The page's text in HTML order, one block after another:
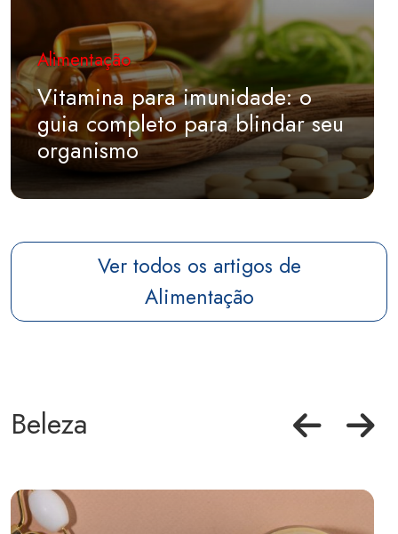
Alimentação
Vitamina para imunidade: o
guia completo para blindar seu
organismo
Ver todos os artigos de
Alimentação
Beleza